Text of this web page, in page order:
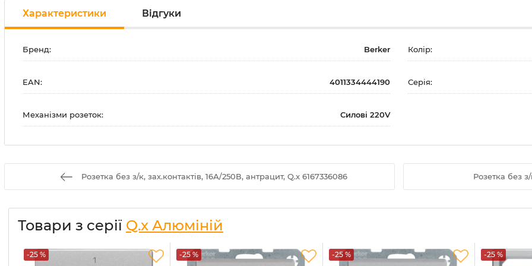
Характеристики Відгуки
Бренд: Berker Колір:
EAN: 4011334444190 Серія:
Механізми розеток: Силові 220V
Розетка без з/к, зах.контактів, 16А/250В, антрацит, Q.x 6167336086 Розетка без
Товари з серії Q.x Алюміній
-25 % -25 % -25 % -25 %